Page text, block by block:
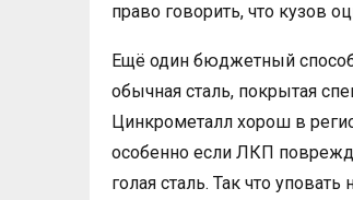
право говорить, что кузов
Ещё один бюджетный
обычная сталь, покрытая
Цинкрометалл хорош в
особенно если ЛКП
голая сталь. Так что